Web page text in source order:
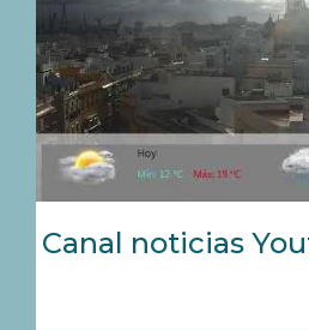
Canal noticias